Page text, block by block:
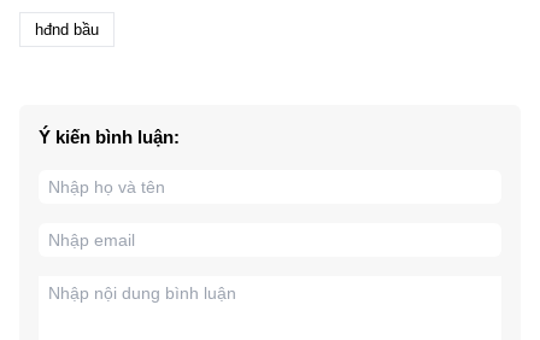
hđnd bầu
Ý kiến bình luận: